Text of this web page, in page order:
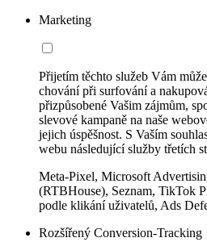
Marketing
Přijetím těchto služeb Vám
chování při surfování a
přizpůsobené Vašim zájmům,
slevové kampaně na naše
jejich úspěšnost. S Vaším
webu následující služby třetích
Meta-Pixel, Microsoft
(RTBHouse), Seznam, TikTok
podle klikání uživatelů, Ads
Rozšířený Conversion-Tracking